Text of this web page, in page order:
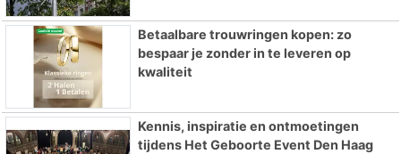
Betaalbare trouwringen kopen: zo
bespaar je zonder in te leveren op
kwaliteit
Kennis, inspiratie en ontmoetingen
tijdens Het Geboorte Event Den Haag